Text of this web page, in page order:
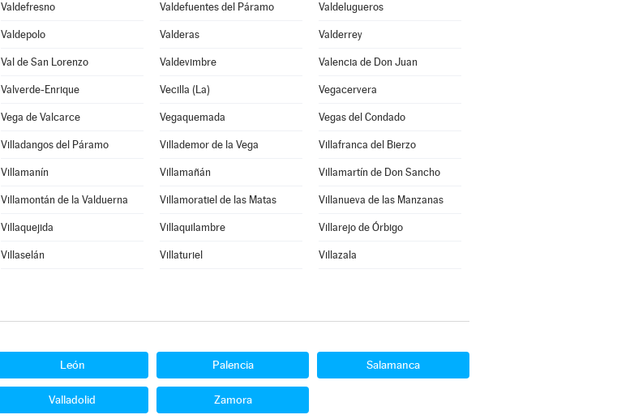
Valdefresno Valdefuentes del Páramo Valdelugueros
Valdepolo Valderas Valderrey
Val de San Lorenzo Valdevimbre Valencia de Don Juan
Valverde-Enrique Vecilla (La) Vegacervera
Vega de Valcarce Vegaquemada Vegas del Condado
Villadangos del Páramo Villademor de la Vega Villafranca del Bierzo
Villamanín Villamañán Villamartín de Don Sancho
Villamontán de la Valduerna Villamoratiel de las Matas Villanueva de las Manzanas
Villaquejida Villaquilambre Villarejo de Órbigo
Villaselán Villaturiel Villazala
León Palencia Salamanca
Valladolid Zamora